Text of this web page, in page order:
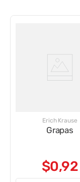
Erich Krause
Grapas
$0,92